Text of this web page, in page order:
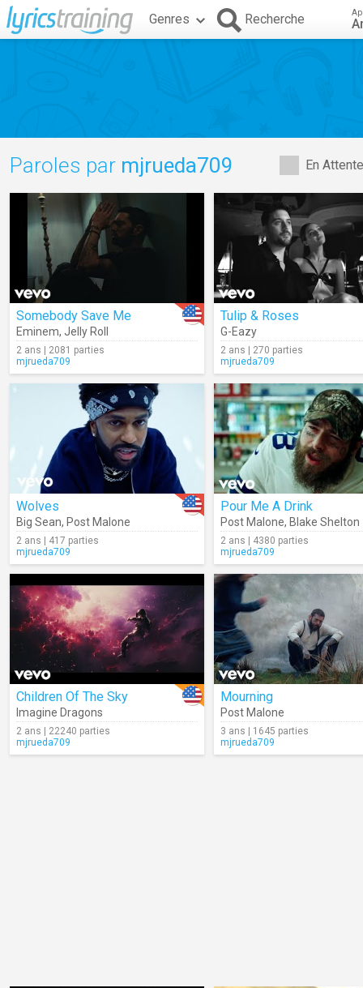
Genres Recherche
En
Paroles par mjrueda709
Somebody Save Me
Eminem, Jelly Roll
2 ans | 2081 parties
mjrueda709
Tulip & Roses
G-Eazy
2 ans | 270 parties
mjrueda709
Wolves
Big Sean, Post Malone
2 ans | 417 parties
mjrueda709
Pour Me A Drink
Post Malone, Blake Shelton
2 ans | 4380 parties
mjrueda709
Children Of The Sky
Imagine Dragons
2 ans | 22240 parties
mjrueda709
Mourning
Post Malone
3 ans | 1645 parties
mjrueda709